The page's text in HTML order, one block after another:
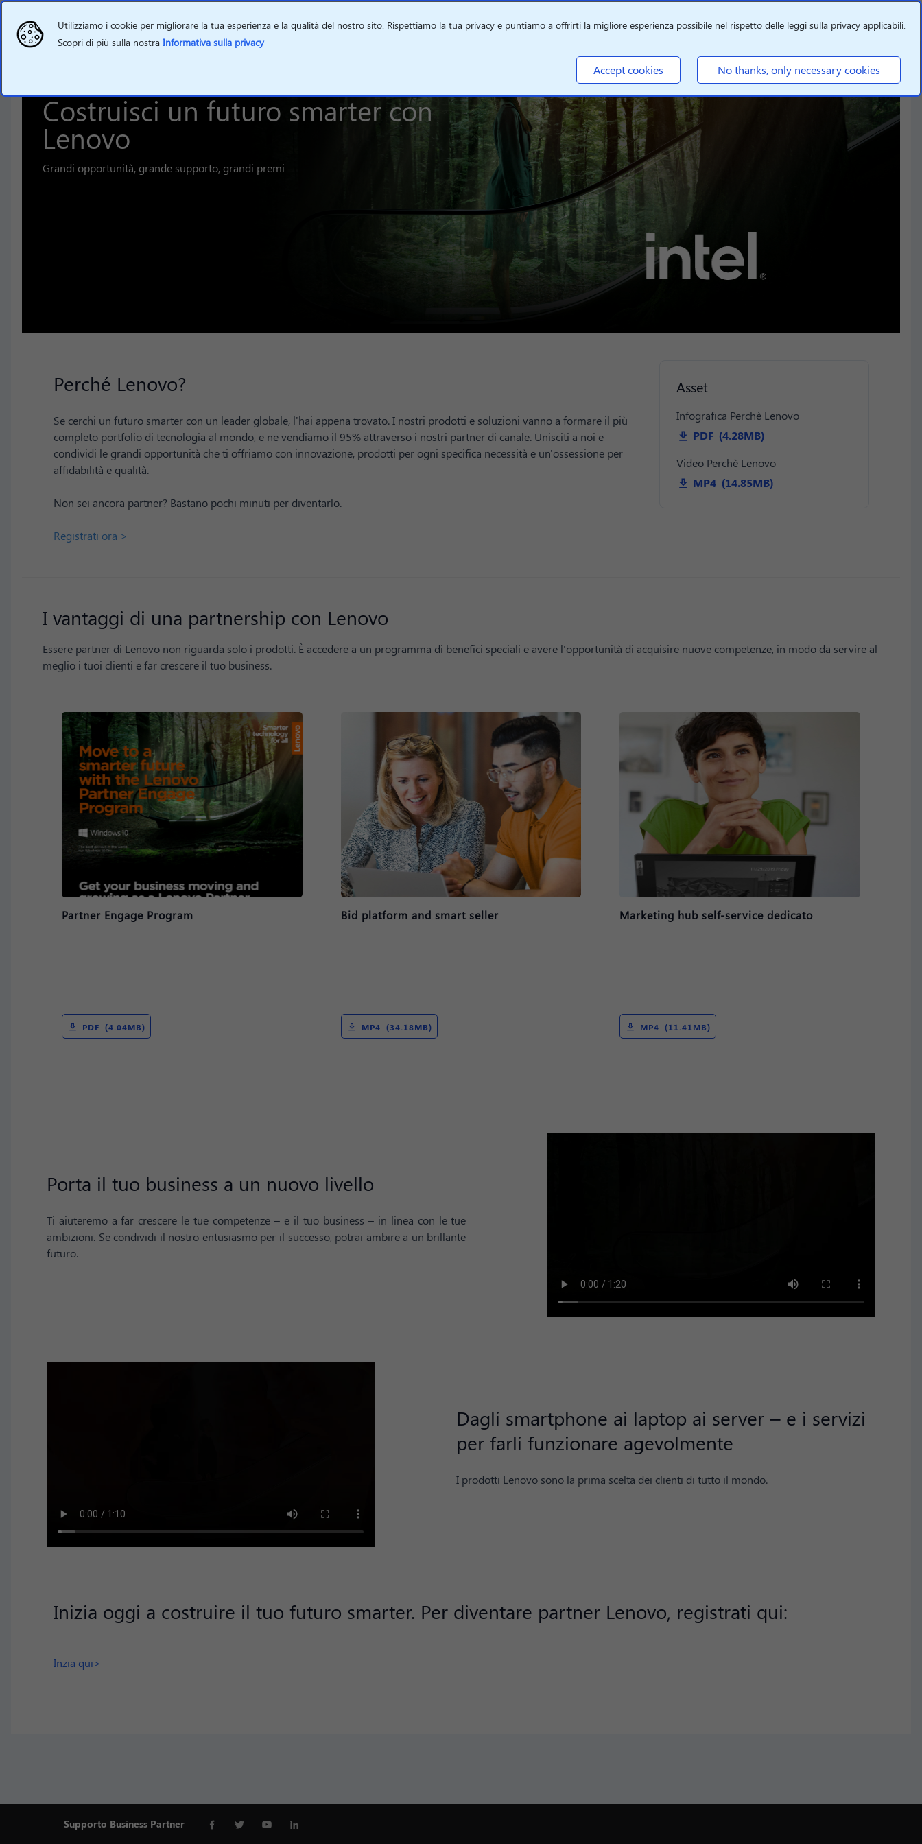
Casa Campagne Lenovo Costruisci un futuro smarter con Lenovo
Costruisci un futuro smarter con
Lenovo
Grandi opportunità, grande supporto, grandi premi
Perché Lenovo?
Se cerchi un futuro smarter con un leader globale, l'hai appena trovato. I nostri prodotti e soluzioni vanno a formare il più
completo portfolio di tecnologia al mondo, e ne vendiamo il 95% attraverso i nostri partner di canale. Unisciti a noi e
condividi le grandi opportunità che ti offriamo con innovazione, prodotti per ogni specifica necessità e un'ossessione per
affidabilità e qualità.
Non sei ancora partner? Bastano pochi minuti per diventarlo.
Registrati ora >
Asset
Infografica Perchè Lenovo
PDF (4.28MB)
Video Perchè Lenovo
MP4 (14.85MB)
I vantaggi di una partnership con Lenovo
Essere partner di Lenovo non riguarda solo i prodotti. È accedere a un programma di benefici speciali e avere l'opportunità di acquisire nuove competenze, in modo da servire al
meglio i tuoi clienti e far crescere il tuo business.
Partner Engage Program
PDF (4.04MB)
Bid platform and smart seller
MP4 (34.18MB)
Marketing hub self-service dedicato
MP4 (11.41MB)
Porta il tuo business a un nuovo livello
Ti aiuteremo a far crescere le tue competenze – e il tuo business – in linea con le tue
ambizioni. Se condividi il nostro entusiasmo per il successo, potrai ambire a un brillante
futuro.
Dagli smartphone ai laptop ai server – e i servizi
per farli funzionare agevolmente
I prodotti Lenovo sono la prima scelta dei clienti di tutto il mondo.
Inizia oggi a costruire il tuo futuro smarter. Per diventare partner Lenovo, registrati qui:
Inzia qui>
Supporto Business Partner
Utilizziamo i cookie per migliorare la tua esperienza e la qualità del nostro sito. Rispettiamo la tua privacy e puntiamo a offrirti la migliore esperienza possibile nel rispetto delle leggi sulla privacy applicabili.
Scopri di più sulla nostra Informativa sulla privacy
Accept cookies No thanks, only necessary cookies